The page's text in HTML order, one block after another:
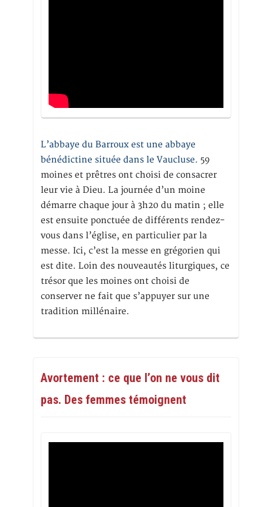
L’abbaye du Barroux est une abbaye
bénédictine située dans le Vaucluse. 59
moines et prêtres ont choisi de consacrer
leur vie à Dieu. La journée d’un moine
démarre chaque jour à 3h20 du matin ; elle
est ensuite ponctuée de différents rendez-
vous dans l’église, en particulier par la
messe. Ici, c’est la messe en grégorien qui
est dite. Loin des nouveautés liturgiques, ce
trésor que les moines ont choisi de
conserver ne fait que s’appuyer sur une
tradition millénaire.
Avortement : ce que l’on ne vous dit
pas. Des femmes témoignent